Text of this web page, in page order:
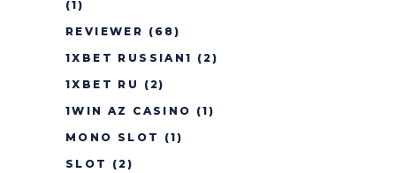
(1)
REVIEWER (68)
1XBET RUSSIAN1 (2)
1XBET RU
(2)
1WIN AZ CASINO (1)
MONO SLOT
(1)
SLOT
(2)